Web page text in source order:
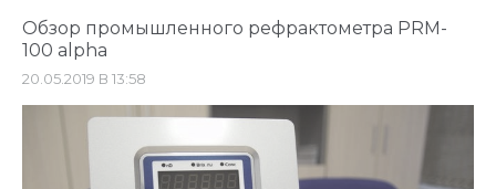
Обзор промышленного рефрактометра PRM-
100 alpha
20.05.2019 В 13:58